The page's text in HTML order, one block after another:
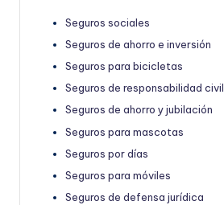
Seguros sociales
Seguros de ahorro e inversión
Seguros para bicicletas
Seguros de responsabilidad civil
Seguros de ahorro y jubilación
Seguros para mascotas
Seguros por días
Seguros para móviles
Seguros de defensa jurídica